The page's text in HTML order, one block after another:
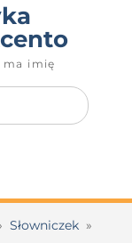
ma imię
Słowniczek »